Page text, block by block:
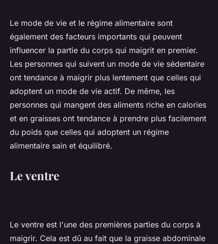
Le mode de vie et le régime alimentaire sont
également des facteurs importants qui peuvent
influencer la partie du corps qui maigrit en premier.
Les personnes qui suivent un mode de vie sédentaire
ont tendance à maigrir plus lentement que celles qui
adoptent un mode de vie actif. De même, les
personnes qui mangent des aliments riche en calories
et en graisses ont tendance à prendre plus facilement
du poids que celles qui adoptent un régime
alimentaire sain et équilibré.
Le ventre
Le ventre est l'une des premières parties du corps à
maigrir. Cela est dû au fait que la graisse abdominale